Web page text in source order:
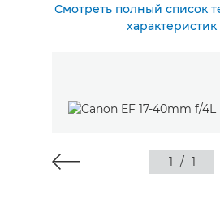
Смотреть полный список
характеристик
1 / 1